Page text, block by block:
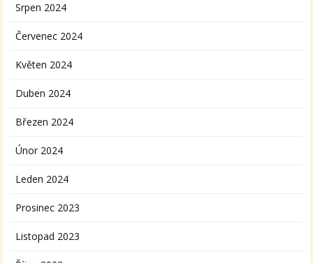
Srpen 2024
Červenec 2024
Květen 2024
Duben 2024
Březen 2024
Únor 2024
Leden 2024
Prosinec 2023
Listopad 2023